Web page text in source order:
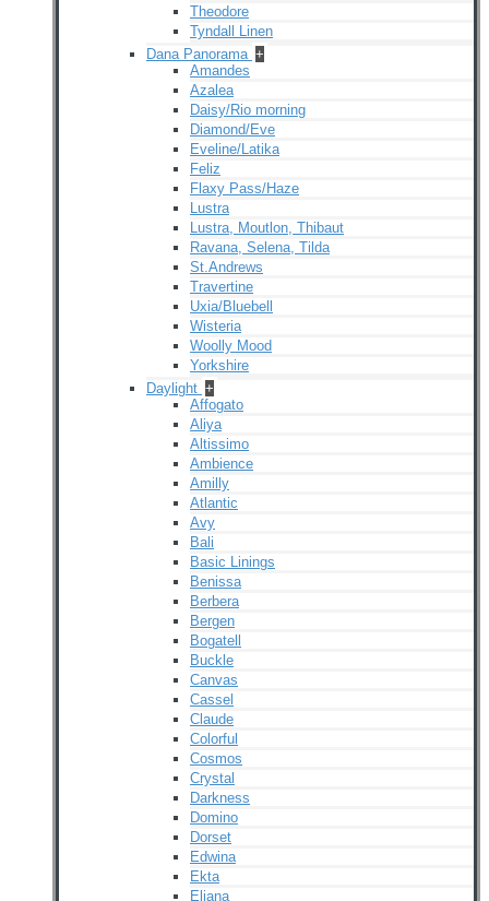
Theodore
Tyndall Linen
Dana Panorama +
Amandes
Azalea
Daisy/Rio morning
Diamond/Eve
Eveline/Latika
Feliz
Flaxy Pass/Haze
Lustra
Lustra, Moutlon, Thibaut
Ravana, Selena, Tilda
St.Andrews
Travertine
Uxia/Bluebell
Wisteria
Woolly Mood
Yorkshire
Daylight +
Affogato
Aliya
Altissimo
Ambience
Amilly
Atlantic
Avy
Bali
Basic Linings
Benissa
Berbera
Bergen
Bogatell
Buckle
Canvas
Cassel
Claude
Colorful
Cosmos
Crystal
Darkness
Domino
Dorset
Edwina
Ekta
Eliana